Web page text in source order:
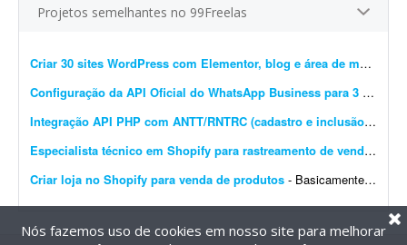
Projetos semelhantes no 99Freelas
Criar 30 sites WordPress com Elementor, blog e área de membros
Configuração da API Oficial do WhatsApp Business para 3 instâncias
Integração API PHP com ANTT/RNTRC (cadastro e inclusão)
-
Especialista técnico em Shopify para rastreamento de vendas e Meta Pixel
Criar loja no Shopify para venda de produtos - Basicamente, quero que o site seja construído do zero e configurado no Shopify para venda de produtos. O carrinho de compras deve ter upsell. O produto deve ser configurado com variantes: a...
Nós fazemos uso de cookies em nosso site para melhorar